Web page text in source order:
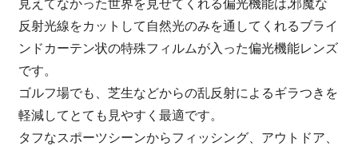
反射光線をカットして自然光のみを通してくれるブライ
ンドカーテン状の特殊フィルムが入った偏光機能レンズ
です。
ゴルフ場でも、芝生などからの乱反射によるギラつきを
軽減してとても見やすく最適です。
タフなスポーツシーンからフィッシング、アウトドア、